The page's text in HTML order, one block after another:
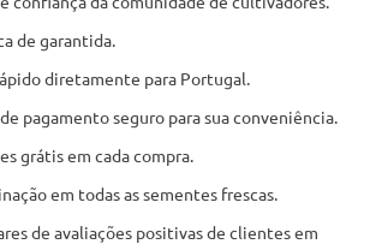
de garantida.
diretamente para Portugal.
pagamento seguro para sua conveniência.
grátis em cada compra.
em todas as sementes frescas.
de avaliações positivas de clientes em